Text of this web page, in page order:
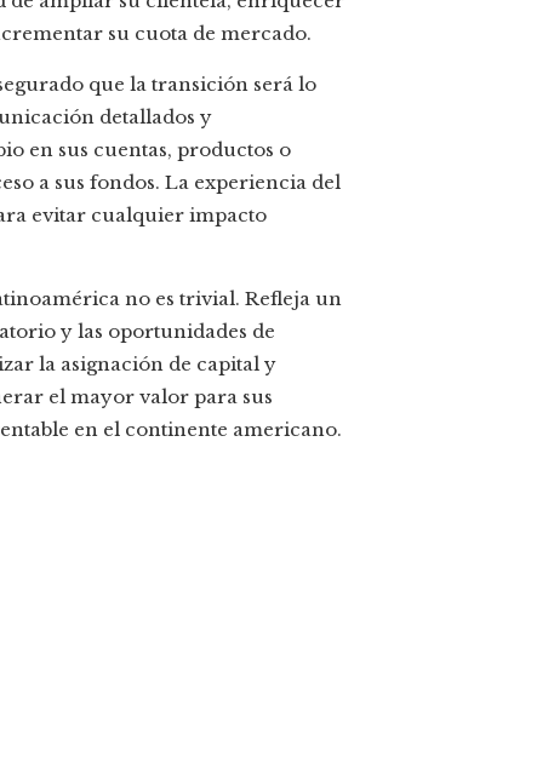
su cuota de mercado.
que la transición será lo
detallados y
en sus cuentas, productos o
a sus fondos. La experiencia del
evitar cualquier impacto
no es trivial. Refleja un
y las oportunidades de
la asignación de capital y
el mayor valor para sus
en el continente americano.